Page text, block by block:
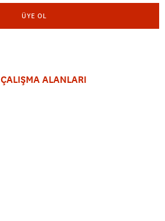
ÜYE OL
ÇALIŞMA ALANLARI